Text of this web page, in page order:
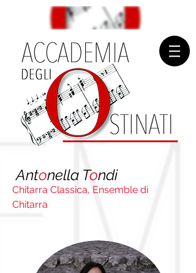
Antonella Tondi
Chitarra Classica, Ensemble di
Chitarra